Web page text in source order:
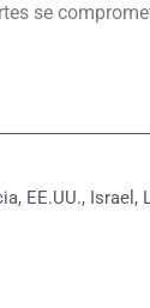
se
, EE.UU., Israel ,